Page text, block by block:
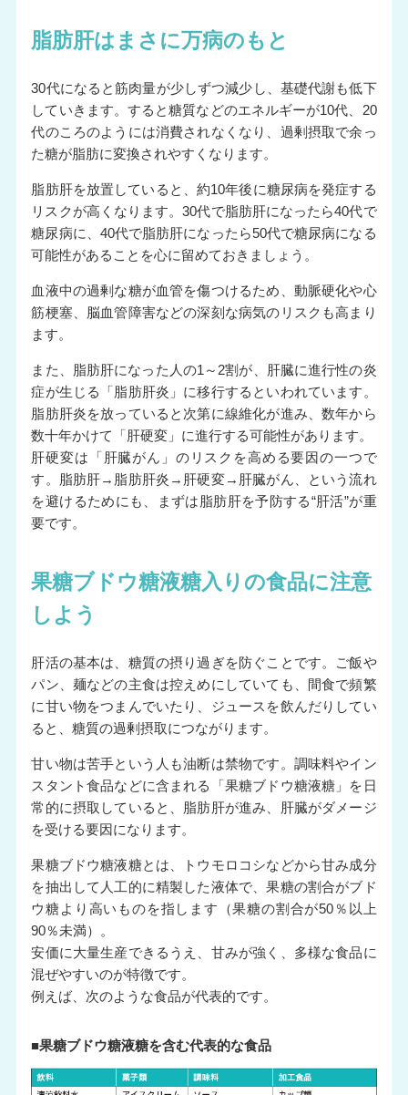
脂肪肝はまさに万病のもと
30代になると筋肉量が少しずつ減少し、基礎代謝も低下
していきます。すると糖質などのエネルギーが10代、20
代のころのようには消費されなくなり、過剰摂取で余っ
た糖が脂肪に変換されやすくなります。
脂肪肝を放置していると、約10年後に糖尿病を発症する
リスクが高くなります。30代で脂肪肝になったら40代で
糖尿病に、40代で脂肪肝になったら50代で糖尿病になる
可能性があることを心に留めておきましょう。
血液中の過剰な糖が血管を傷つけるため、動脈硬化や心
筋梗塞、脳血管障害などの深刻な病気のリスクも高まり
ます。
また、脂肪肝になった人の1～2割が、肝臓に進行性の炎
症が生じる「脂肪肝炎」に移行するといわれています。
脂肪肝炎を放っていると次第に線維化が進み、数年から
数十年かけて「肝硬変」に進行する可能性があります。
肝硬変は「肝臓がん」のリスクを高める要因の一つで
す。脂肪肝→脂肪肝炎→肝硬変→肝臓がん、という流れ
を避けるためにも、まずは脂肪肝を予防する“肝活”が重
要です。
果糖ブドウ糖液糖入りの食品に注意
しよう
肝活の基本は、糖質の摂り過ぎを防ぐことです。ご飯や
パン、麺などの主食は控えめにしていても、間食で頻繁
に甘い物をつまんでいたり、ジュースを飲んだりしてい
ると、糖質の過剰摂取につながります。
甘い物は苦手という人も油断は禁物です。調味料やイン
スタント食品などに含まれる「果糖ブドウ糖液糖」を日
常的に摂取していると、脂肪肝が進み、肝臓がダメージ
を受ける要因になります。
果糖ブドウ糖液糖とは、トウモロコシなどから甘み成分
を抽出して人工的に精製した液体で、果糖の割合がブド
ウ糖より高いものを指します（果糖の割合が50％以上
90％未満）。
安価に大量生産できるうえ、甘みが強く、多様な食品に
混ぜやすいのが特徴です。
例えば、次のような食品が代表的です。
■果糖ブドウ糖液糖を含む代表的な食品